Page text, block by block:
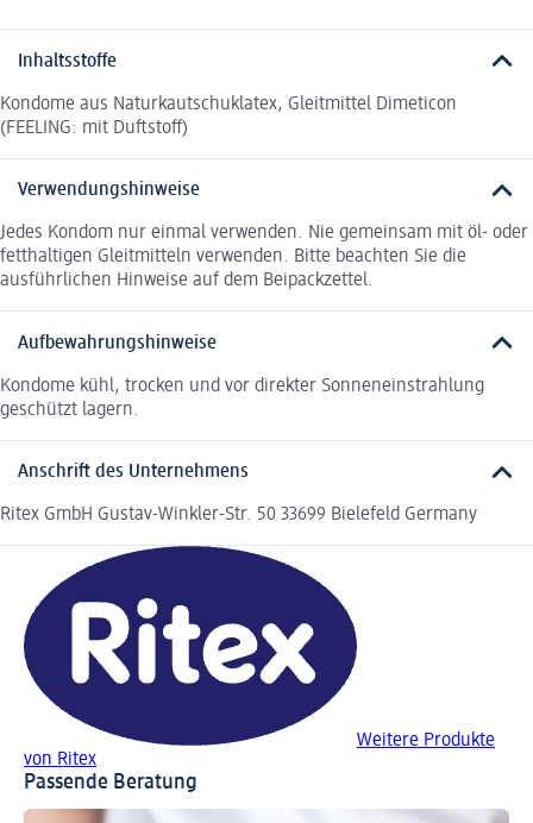
Inhaltsstoffe
Kondome aus Naturkautschuklatex, Gleitmittel Dimeticon
(FEELING: mit Duftstoff)
Verwendungshinweise
Jedes Kondom nur einmal verwenden. Nie gemeinsam mit öl- oder
fetthaltigen Gleitmitteln verwenden. Bitte beachten Sie die
ausführlichen Hinweise auf dem Beipackzettel.
Aufbewahrungshinweise
Kondome kühl, trocken und vor direkter Sonneneinstrahlung
geschützt lagern.
Anschrift des Unternehmens
Ritex GmbH Gustav-Winkler-Str. 50 33699 Bielefeld Germany
Weitere Produkte
von Ritex
Passende Beratung